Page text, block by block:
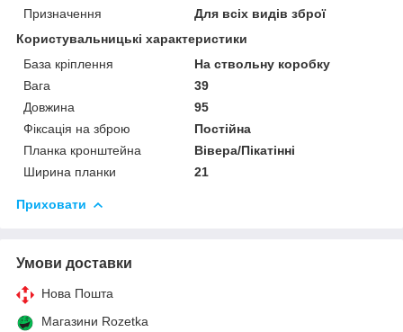
Призначення
Для всіх видів зброї
Користувальницькі характеристики
База кріплення
На ствольну коробку
Вага
39
Довжина
95
Фіксація на зброю
Постійна
Планка кронштейна
Вівера/Пікатінні
Ширина планки
21
Приховати
Умови доставки
Нова Пошта
Магазини Rozetka